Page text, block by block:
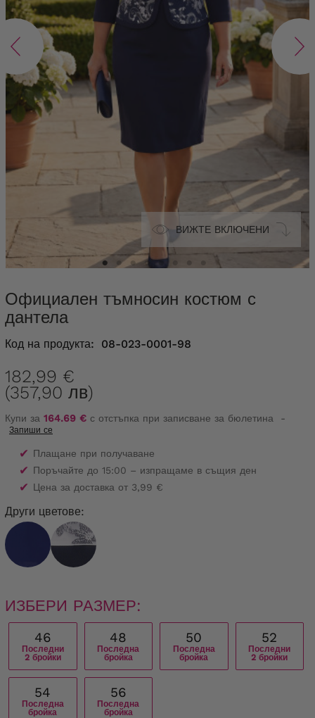
ВИЖТЕ ВКЛЮЧЕНИ
Официален тъмносин костюм с
дантела
Код на продукта: 08-023-0001-98
182,99 €
(357,90 лв)
Купи за 164.69 € с отстъпка при записване за бюлетина -
Запиши се
✔ Плащане при получаване
✔ Поръчайте до 15:00 – изпращаме в същия ден
✔ Цена за доставка от 3,99 €
Други цветове:
ИЗБЕРИ РАЗМЕР:
46
Последни
2 бройки
48
Последна
бройка
50
Последна
бройка
52
Последни
2 бройки
54
Последна
бройка
56
Последна
бройка